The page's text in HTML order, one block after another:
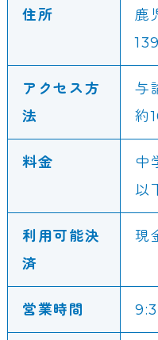
住所
鹿
アクセス方
法
与
約
料金
中
以
利用可能決
済
現
営業時間